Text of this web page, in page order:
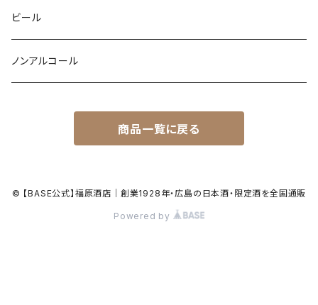
ビール
ノンアルコール
商品一覧に戻る
© 【BASE公式】福原酒店｜創業1928年・広島の日本酒・限定酒を全国通販
Powered by